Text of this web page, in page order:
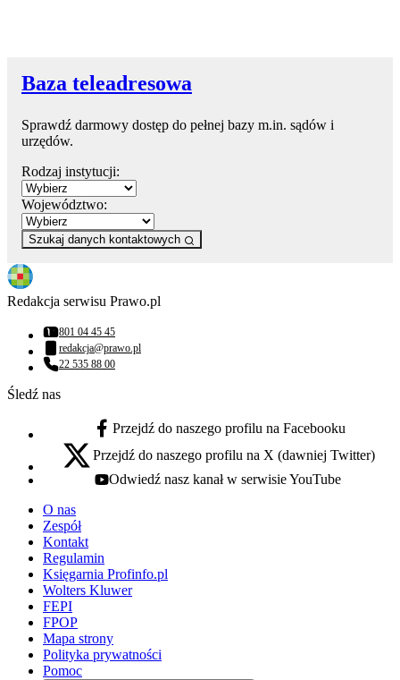
Baza teleadresowa
Sprawdź darmowy dostęp do pełnej bazy m.in. sądów i
urzędów.
Rodzaj instytucji:
Województwo:
Szukaj danych kontaktowych
Redakcja serwisu Prawo.pl
Numer telefonu:
801 04 45 45
Adres email:
redakcja@prawo.pl
Numer telefonu:
22 535 88 00
Śledź nas
facebook - otwiera się w nowej karcie
Przejdź do naszego profilu na Facebooku
x - otwiera się w nowej karcie
Przejdź do naszego profilu na X (dawniej Twitter)
youtube - otwiera się w nowej karcie
Odwiedź nasz kanał w serwisie YouTube
O nas
Zespół
Kontakt
Regulamin
Księgarnia Profinfo.pl
Wolters Kluwer
FEPI
FPOP
Mapa strony
Polityka prywatności
Pomoc